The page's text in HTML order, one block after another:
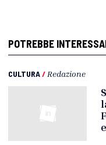
POTREBBE
CULTURA/ Redazione